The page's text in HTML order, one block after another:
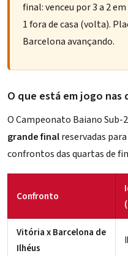
final: venceu por 3 a 2
1 fora de casa (volta).
Barcelona avançando.
O que está em jogo nas
O Campeonato Baiano Sub-
grande finalreservadas
confrontos das quartas de
Confronto
Vitória x Barcelona de
Ilhéus